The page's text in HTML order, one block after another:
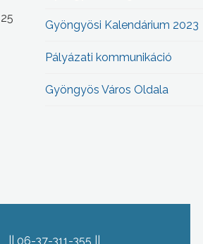
Gyöngyösi Kalendárium 2023
Pályázati kommunikáció
Gyöngyös Város Oldala
06-37-311-355